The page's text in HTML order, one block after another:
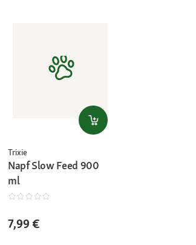
Trixie
Napf Slow Feed 900
ml
7,99 €